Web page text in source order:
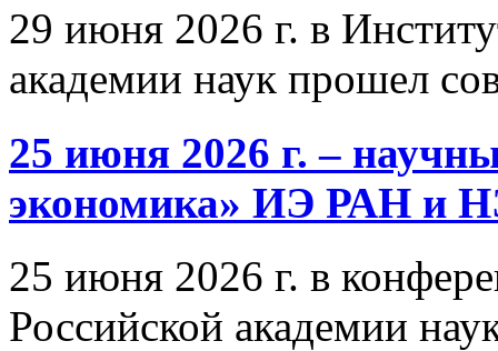
29 июня 2026 г. в
академии наук прошел
25 июня 2026 г. –
экономика» ИЭ РАН и
25 июня 2026 г. в
Российской академии